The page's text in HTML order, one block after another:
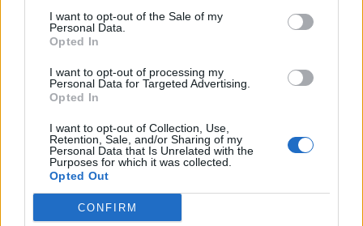
I want to opt-out of the Sale of my
Personal Data.
Opted In
I want to opt-out of processing my
Personal Data for Targeted Advertising.
Opted In
I want to opt-out of Collection, Use,
Retention, Sale, and/or Sharing of my
Personal Data that Is Unrelated with the
Purposes for which it was collected.
Opted Out
CONFIRM
Θετικά:Βελτιώνει τη σεξουαλική επιθυμία
Αρνητικά
Tongkat Ali (Eurycoma longifolia)
Το tongkat ali είναι από τα πιο υποσχόμενα
φυσικά συμπληρώματα για την τεστοστερόνη.
Δρα τόσο μειώνοντας την κορτιζόλη όσο και
αυξάνοντας τη βιοδιαθέσιμη τεστοστερόνη.